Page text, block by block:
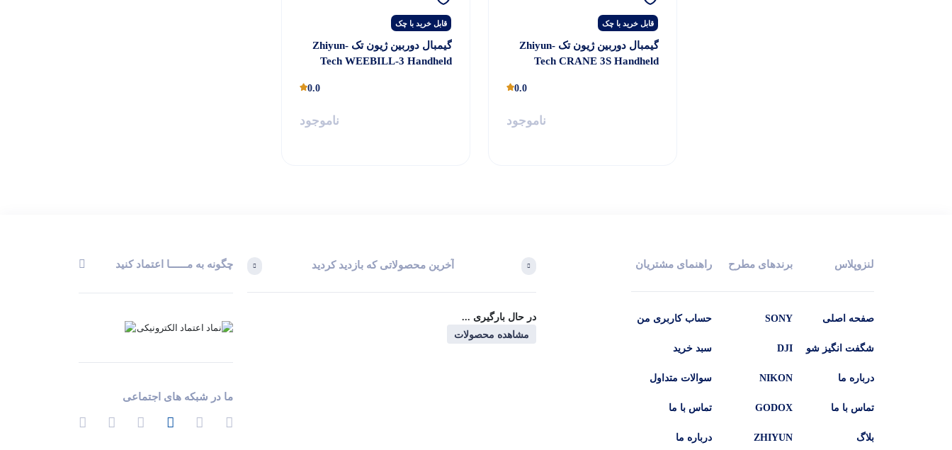
گیمبال دوربین ژیون تک Zhiyun-
Tech CRANE 3S Handheld
0.0
ناموجود
قابل خرید با چک
گیمبال دوربین ژیون تک Zhiyun-
Tech WEEBILL-3 Handheld
0.0
ناموجود
قابل خرید با چک
لنزوپلاس
صفحه اصلی
شگفت انگیز شو
درباره ما
تماس با ما
بلاگ
برندهای مطرح
SONY
DJI
NIKON
GODOX
ZHIYUN
راهنمای مشتریان
حساب کاربری من
سبد خرید
سوالات متداول
تماس با ما
درباره ما
آخرین محصولاتی که بازدید کردید
در حال بارگیری ...
مشاهده محصولات
چگونه به مــــــا اعتماد کنید
ما در شبکه های اجتماعی